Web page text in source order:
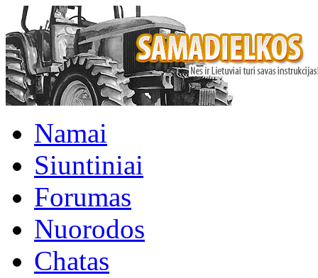
Namai
Siuntiniai
Forumas
Nuorodos
Chatas